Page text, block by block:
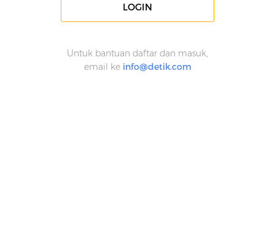
LOGIN
Untuk bantuan daftar dan masuk,
email ke info@detik.com